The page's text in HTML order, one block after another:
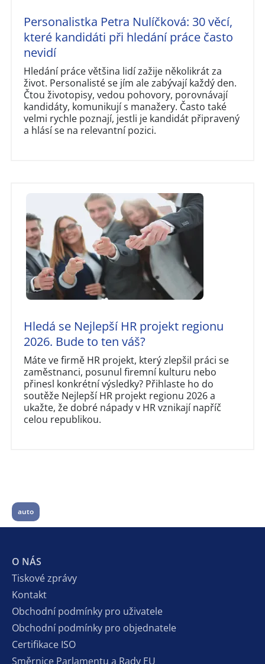
Personalistka Petra Nulíčková: 30 věcí,
které kandidáti při hledání práce často
nevidí
Hledání práce většina lidí zažije několikrát za
život. Personalisté se jím ale zabývají každý den.
Čtou životopisy, vedou pohovory, porovnávají
kandidáty, komunikují s manažery. Často také
velmi rychle poznají, jestli je kandidát připravený
a hlásí se na relevantní pozici.
Hledá se Nejlepší HR projekt regionu
2026. Bude to ten váš?
Máte ve firmě HR projekt, který zlepšil práci se
zaměstnanci, posunul firemní kulturu nebo
přinesl konkrétní výsledky? Přihlaste ho do
soutěže Nejlepší HR projekt regionu 2026 a
ukažte, že dobré nápady v HR vznikají napříč
celou republikou.
auto
O NÁS
Tiskové zprávy
Kontakt
Obchodní podmínky pro uživatele
Obchodní podmínky pro objednatele
Certifikace ISO
Směrnice Parlamentu a Rady EU